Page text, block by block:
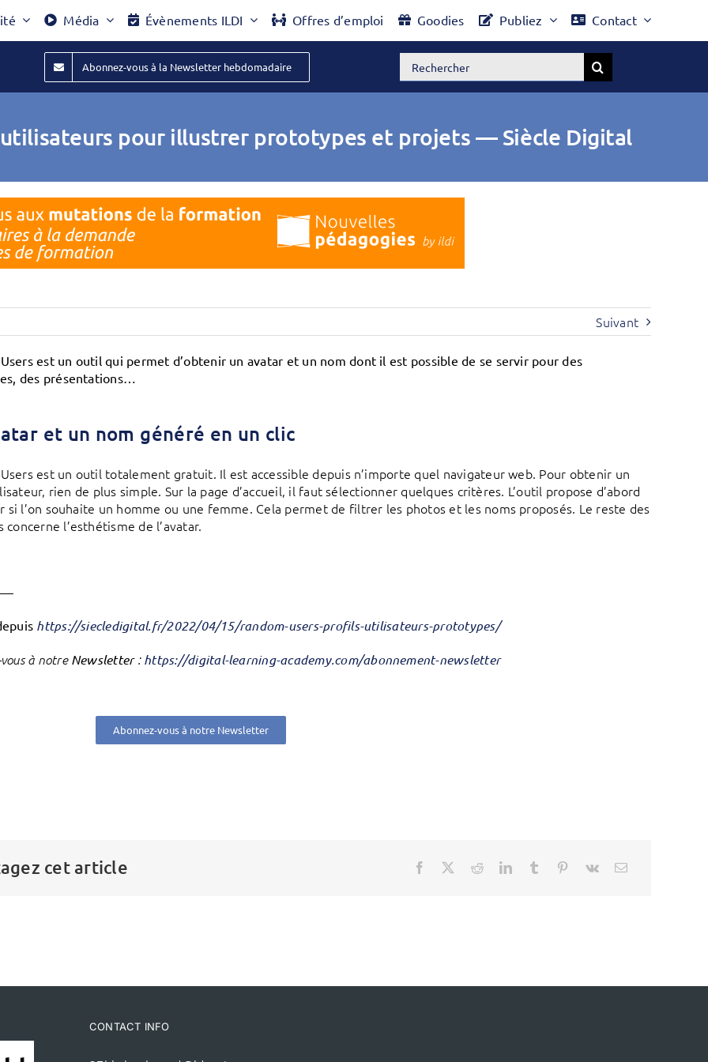
Média Évènements ILDI Offres d’emploi Goodies Publiez Contact
Abonnez-vous à la Newsletter hebdomadaire Rechercher:
pour illustrer prototypes et projets — Siècle Digital
Suivant
est un outil qui permet d’obtenir un avatar et un nom dont il est possible de se servir pour des
des présentations…
et un nom généré en un clic
est un outil totalement gratuit. Il est accessible depuis n’importe quel navigateur web. Pour obtenir un
rien de plus simple. Sur la page d’accueil, il faut sélectionner quelques critères. L’outil propose d’abord
si l’on souhaite un homme ou une femme. Cela permet de filtrer les photos et les noms proposés. Le reste des
concerne l’esthétisme de l’avatar.
https://siecledigital.fr/2022/04/15/random-users-profils-utilisateurs-prototypes/
à notre Newsletter: https://digital-learning-academy.com/abonnement-newsletter
Abonnez-vous à notre Newsletter
cet article
CONTACT INFO